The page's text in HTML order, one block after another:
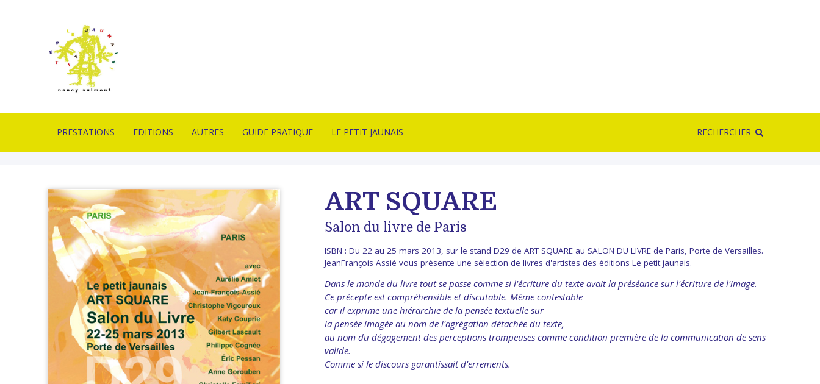
PRESTATIONS
FORMATION
PROFESSIONNELLE
ATELIERS PÉDAGOGIQUES
CONCEPTION GRAPHIQUE
CONCEPTION
D’EXPOSITION
FABRICATIONS DIVERSES
EDITIONS
PUBLICATION
AUTRES
LITHOGRAPHIQUES
MOBILIERS D’EXPOSITION
GUIDE PRATIQUE
DE VENTE
GLOSSAIRE
ACTUALITÉS
LE PETIT JAUNAIS
LITHOTAKE
BONNES AFFAIRES
ARCHIVES
RECHERCHER
ART SQUARE
Salon du livre de Paris
ISBN : Du 22 au 25 mars 2013, sur le stand D29 de ART SQUARE au SALON DU LIVRE de Paris, Porte de Versailles.
JeanFrançois Assié vous présente une sélection de livres d'artistes des éditions Le petit jaunais.
Dans le monde du livre tout se passe comme si l'écriture du texte avait la préséance sur l'écriture de l'image.
Ce précepte est compréhensible et discutable. Même contestable
car il exprime une hiérarchie de la pensée textuelle sur
la pensée imagée au nom de l'agrégation détachée du texte,
au nom du dégagement des perceptions trompeuses comme condition première de la communication de sens
valide.
Comme si le discours garantissait d'errements.